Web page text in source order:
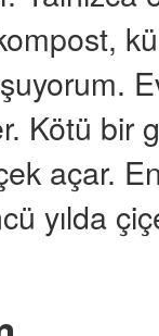
Kötü
açar.
yılda